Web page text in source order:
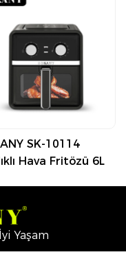
SK-10114
Hava Fritözü 6L
Yaşam